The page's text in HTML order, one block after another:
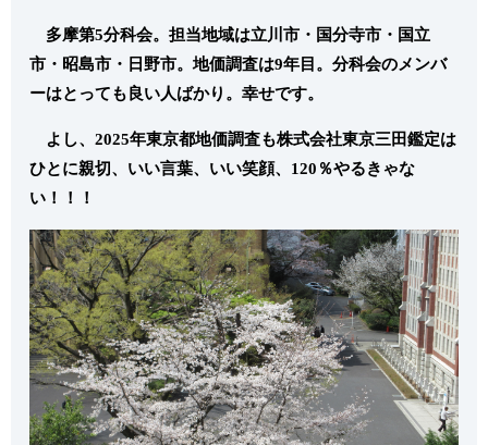
多摩第5分科会。担当地域は立川市・国分寺市・国立
市・昭島市・日野市。地価調査は9年目。分科会のメンバ
ーはとっても良い人ばかり。幸せです。
よし、2025年東京都地価調査も株式会社東京三田鑑定は
ひとに親切、いい言葉、いい笑顔、120％やるきゃな
い！！！